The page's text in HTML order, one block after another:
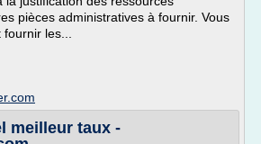
pièces administratives à fournir. Vous
les...
meilleur taux -